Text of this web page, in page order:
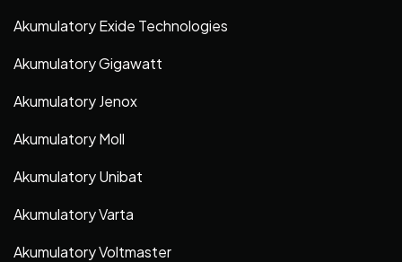
Akumulatory Exide Technologies
Akumulatory Gigawatt
Akumulatory Jenox
Akumulatory Moll
Akumulatory Unibat
Akumulatory Varta
Akumulatory Voltmaster